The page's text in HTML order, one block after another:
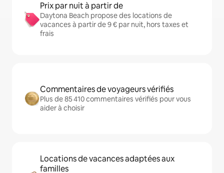
Prix par nuit à partir de
Daytona Beach propose des locations de
vacances à partir de 9 € par nuit, hors taxes et
frais
Commentaires de voyageurs vérifiés
Plus de 85 410 commentaires vérifiés pour vous
aider à choisir
Locations de vacances adaptées aux
familles